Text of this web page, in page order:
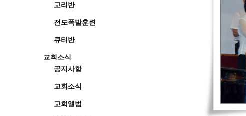
교리반
전도폭발훈련
큐티반
교회소식
공지사항
교회소식
교회앨범